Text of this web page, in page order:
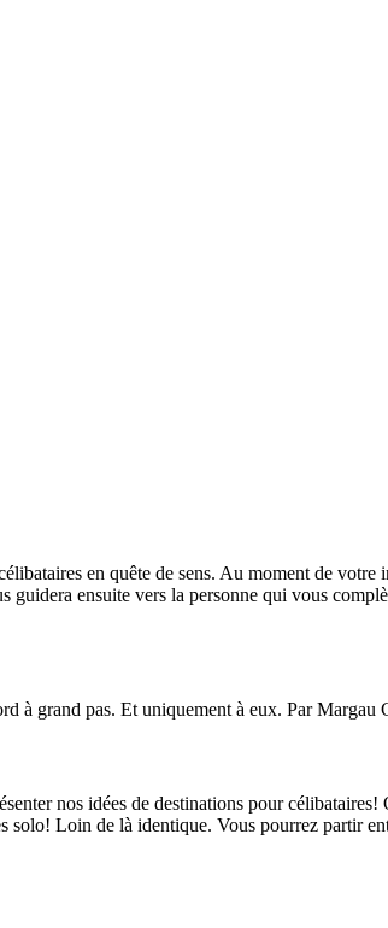
en quête de sens. Au moment de
ensuite vers la personne qui vous
à grand pas. Et uniquement à eux. Par Margau
nos idées de destinations pour
Loin de là identique. Vous pourrez partir